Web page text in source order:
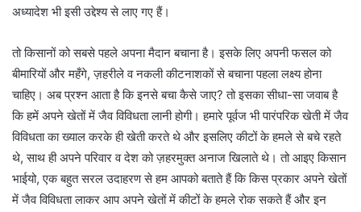
अध्यादेश भी इसी उद्देश्य से लाए गए हैं।
तो किसानों को सबसे पहले अपना मैदान बचाना है। इसके लिए अपनी फसल को
बीमारियों और महँगे, ज़हरीले व नकली कीटनाशकों से बचाना पहला लक्ष्य होना
चाहिए। अब प्रश्न आता है कि इनसे बचा कैसे जाए? तो इसका सीधा-सा जवाब है
कि हमें अपने खेतों में जैव विविधता लानी होगी। हमारे पूर्वज भी पारंपरिक खेती में जैव
विविधता का ख्याल करके ही खेती करते थे और इसलिए कीटों के हमले से बचे रहते
थे, साथ ही अपने परिवार व देश को ज़हरमुक्त अनाज खिलाते थे। तो आइए किसान
भाईयो, एक बहुत सरल उदाहरण से हम आपको बताते हैं कि किस प्रकार अपने खेतों
में जैव विविधता लाकर आप अपने खेतों में कीटों के हमले रोक सकते हैं और इन